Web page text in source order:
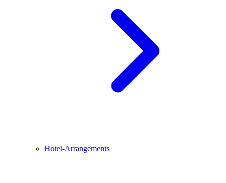
Hotel-Arrangements